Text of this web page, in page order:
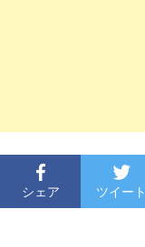
シェア ツイート